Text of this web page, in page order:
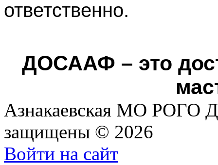
ответственно.
ДОСААФ – это
Азнакаевская МО РОГО
защищены © 2026
Войти на сайт